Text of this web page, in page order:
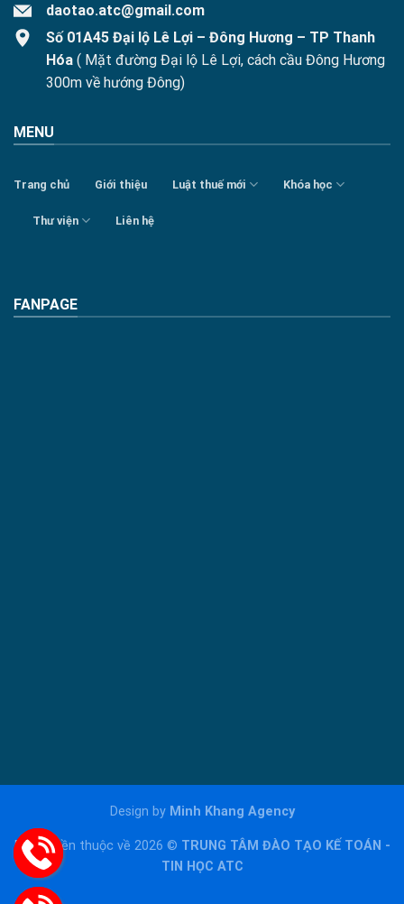
daotao.atc@gmail.com
Số 01A45 Đại lộ Lê Lợi – Đông Hương – TP Thanh
Hóa ( Mặt đường Đại lộ Lê Lợi, cách cầu Đông Hương
300m về hướng Đông)
MENU
Trang chủ Giới thiệu Luật thuế mới Khóa học
Thư viện Liên hệ
FANPAGE
Design by Minh Khang Agency
Bản quyền thuộc về 2026 © TRUNG TÂM ĐÀO TẠO KẾ TOÁN -
TIN HỌC ATC